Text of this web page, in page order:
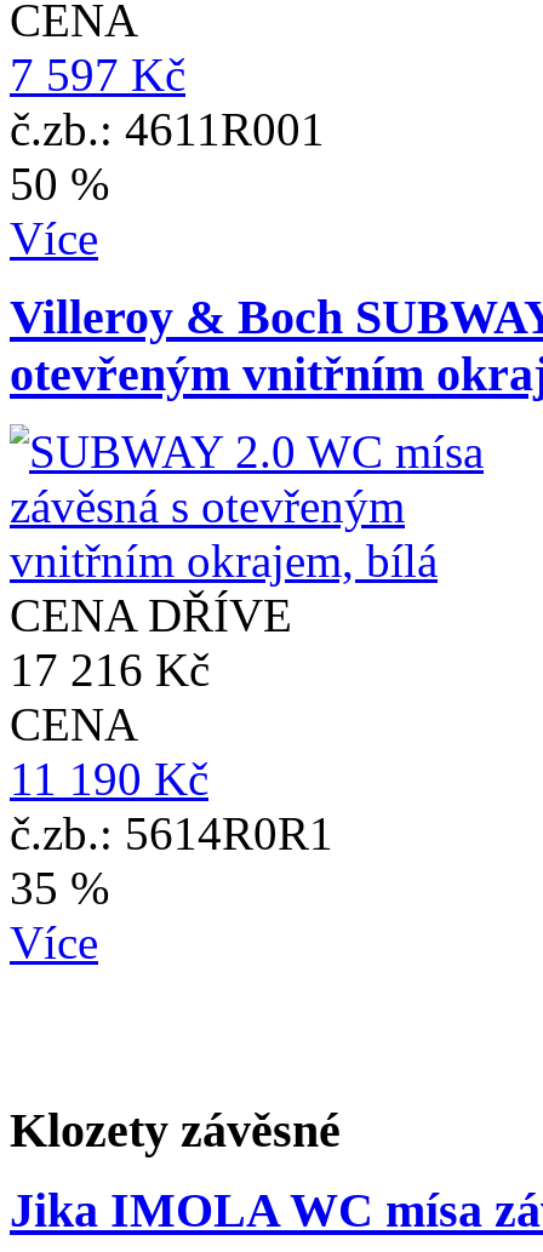
CENA
7 597 Kč
č.zb.: 4611R001
50 %
Více
Villeroy & Boch
otevřeným vnitřním
CENA DŘÍVE
17 216 Kč
CENA
11 190 Kč
č.zb.: 5614R0R1
35 %
Více
Klozety závěsné
Jika IMOLA WC mísa